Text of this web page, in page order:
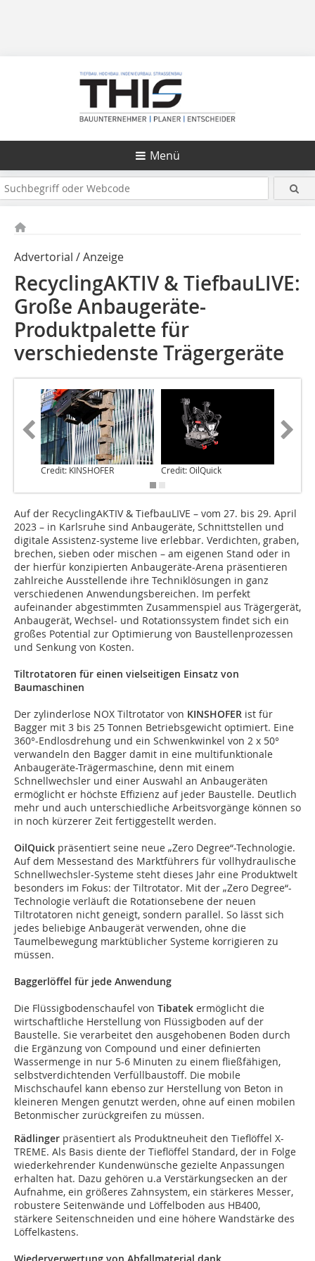
Menü
Advertorial / Anzeige
RecyclingAKTIV & TiefbauLIVE:
Große Anbaugeräte-
Produktpalette für
verschiedenste Trägergeräte
Credit: KINSHOFER Credit: OilQuick
Auf der RecyclingAKTIV & TiefbauLIVE – vom 27. bis 29. April
2023 – in Karlsruhe sind Anbaugeräte, Schnittstellen und
digitale Assistenz-systeme live erlebbar. Verdichten, graben,
brechen, sieben oder mischen – am eigenen Stand oder in
der hierfür konzipierten Anbaugeräte-Arena präsentieren
zahlreiche Ausstellende ihre Techniklösungen in ganz
verschiedenen Anwendungsbereichen. Im perfekt
aufeinander abgestimmten Zusammenspiel aus Trägergerät,
Anbaugerät, Wechsel- und Rotationssystem findet sich ein
großes Potential zur Optimierung von Baustellenprozessen
und Senkung von Kosten.
Tiltrotatoren für einen vielseitigen Einsatz von
Baumaschinen
Der zylinderlose NOX Tiltrotator von KINSHOFER ist für
Bagger mit 3 bis 25 Tonnen Betriebsgewicht optimiert. Eine
360°-Endlosdrehung und ein Schwenkwinkel von 2 x 50°
verwandeln den Bagger damit in eine multifunktionale
Anbaugeräte-Trägermaschine, denn mit einem
Schnellwechsler und einer Auswahl an Anbaugeräten
ermöglicht er höchste Effizienz auf jeder Baustelle. Deutlich
mehr und auch unterschiedliche Arbeitsvorgänge können so
in noch kürzerer Zeit fertiggestellt werden.
OilQuick präsentiert seine neue „Zero Degree“-Technologie.
Auf dem Messestand des Marktführers für vollhydraulische
Schnellwechsler-Systeme steht dieses Jahr eine Produktwelt
besonders im Fokus: der Tiltrotator. Mit der „Zero Degree“-
Technologie verläuft die Rotationsebene der neuen
Tiltrotatoren nicht geneigt, sondern parallel. So lässt sich
jedes beliebige Anbaugerät verwenden, ohne die
Taumelbewegung marktüblicher Systeme korrigieren zu
müssen.
Baggerlöffel für jede Anwendung
Die Flüssigbodenschaufel von Tibatek ermöglicht die
wirtschaftliche Herstellung von Flüssigboden auf der
Baustelle. Sie verarbeitet den ausgehobenen Boden durch
die Ergänzung von Compound und einer definierten
Wassermenge in nur 5-6 Minuten zu einem fließfähigen,
selbstverdichtenden Verfüllbaustoff. Die mobile
Mischschaufel kann ebenso zur Herstellung von Beton in
kleineren Mengen genutzt werden, ohne auf einen mobilen
Betonmischer zurückgreifen zu müssen.
Rädlinger präsentiert als Produktneuheit den Tieflöffel X-
TREME. Als Basis diente der Tieflöffel Standard, der in Folge
wiederkehrender Kundenwünsche gezielte Anpassungen
erhalten hat. Dazu gehören u.a Verstärkungsecken an der
Aufnahme, ein größeres Zahnsystem, ein stärkeres Messer,
robustere Seitenwände und Löffelboden aus HB400,
stärkere Seitenschneiden und eine höhere Wandstärke des
Löffelkastens.